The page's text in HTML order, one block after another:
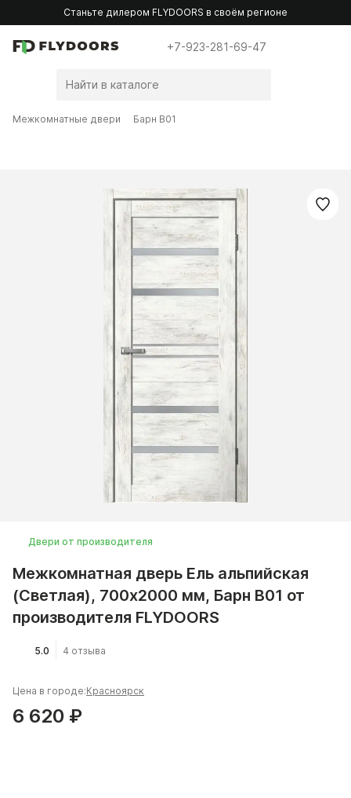
Станьте дилером FLYDOORS в своём регионе
+7-923-281-69-47
Межкомнатные двери Барн B01
Двери от производителя
Межкомнатная дверь Ель альпийская
(Светлая), 700x2000 мм, Барн B01 от
производителя FLYDOORS
5.0 4 отзыва
Цена в городе:Красноярск
6 620 ₽